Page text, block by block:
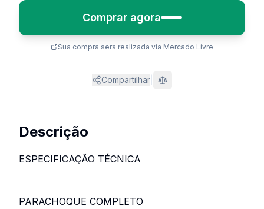
Comprar agora
Sua compra sera realizada via Mercado Livre
Compartilhar Comparar
Descrição
ESPECIFICAÇÃO TÉCNICA
PARACHOQUE COMPLETO